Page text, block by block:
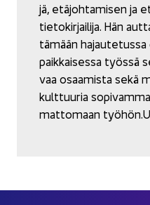
jä, etä­joh­ta­mi­sen ja
tie­to­kir­jai­li­ja. Hän
tä­mään
paik­kai­ses­sa
vaa osaa­mis­ta sekä
kult­tuu­ria
mat­to­maan